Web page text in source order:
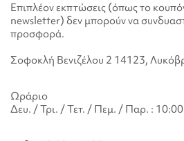
Επιπλέον εκπτώσεις (όπως το
newsletter) δεν μπορούν να
προσφορά.
Σοφοκλή Βενιζέλου 2 14123,
Ωράριο
Δευ. / Τρι. / Τετ. / Πεμ. / Παρ. :